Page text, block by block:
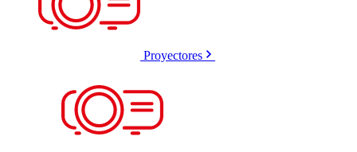
Proyectores